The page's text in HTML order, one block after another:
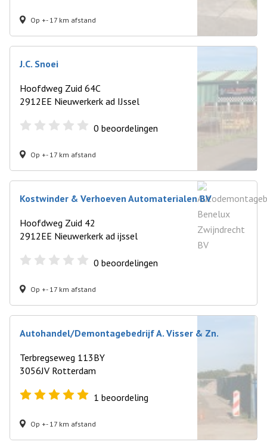
Op +- 17 km afstand
J.C. Snoei
Hoofdweg Zuid 64C
2912EE Nieuwerkerk ad IJssel
0 beoordelingen
Op +- 17 km afstand
Kostwinder & Verhoeven Automaterialen BV
Hoofdweg Zuid 42
2912EE Nieuwerkerk ad ijssel
0 beoordelingen
Op +- 17 km afstand
Autohandel/Demontagebedrijf A. Visser & Zn.
Terbregseweg 113BY
3056JV Rotterdam
1 beoordeling
Op +- 17 km afstand